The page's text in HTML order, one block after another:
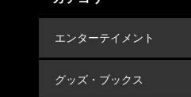
エンターテイメント
グッズ・ブックス